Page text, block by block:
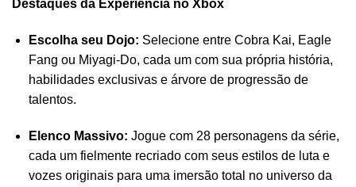
Destaques da Experiência no Xbox
Escolha seu Dojo: Selecione entre Cobra Kai, Eagle
Fang ou Miyagi-Do, cada um com sua própria história,
habilidades exclusivas e árvore de progressão de
talentos.
Elenco Massivo: Jogue com 28 personagens da série,
cada um fielmente recriado com seus estilos de luta e
vozes originais para uma imersão total no universo da